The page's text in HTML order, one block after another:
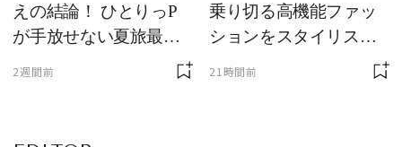
えの結論！ ひとりっP
が手放せない夏旅最強
2週間前
乗り切る高機能ファッ
ションをスタイリスト
21時間前